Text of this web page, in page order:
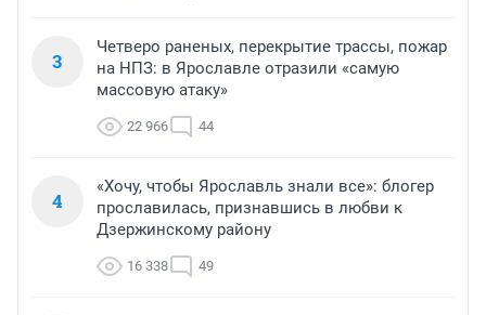
3
Четверо раненых, перекрытие трассы, пожар
на НПЗ: в Ярославле отразили «самую
массовую атаку»
22 966 44
4
«Хочу, чтобы Ярославль знали все»: блогер
прославилась, признавшись в любви к
Дзержинскому району
16 338 49